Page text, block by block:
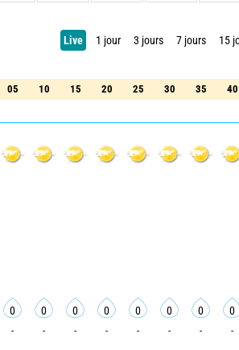
Live 1 jour 3 jours 7 jours 15
05 10 15 20 25 30 35 40
05 10 15 20 25 30 35 40
0 0 0 0 0 0 0 0
- - - - - - - -